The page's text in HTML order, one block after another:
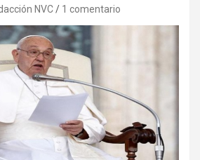
NVC 1 comentario